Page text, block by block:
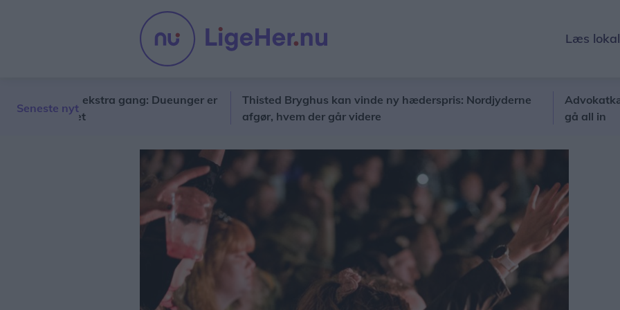
Læs
Seneste nyt
en ekstra gang: Dueunger er
Thisted Bryghus kan vinde ny hæderspris: Nordjyderne
afgør, hvem der går videre
Advokatkæde
gå all in